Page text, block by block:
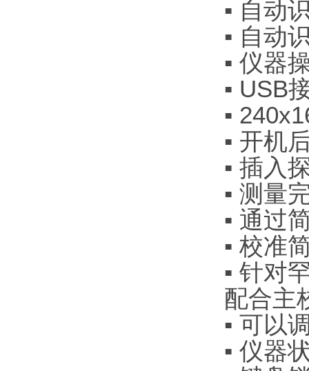
▪ 自动
▪ 自动
▪ 仪器
▪ USB
▪
▪ 开机
▪ 插入
▪ 测量
▪ 通过
▪ 校准
▪ 针对
配合主
▪ 可以
▪ 仪器